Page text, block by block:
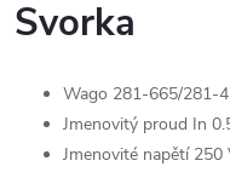
Svorka
Wago 281-665/281-
Jmenovitý proud In
Jmenovité napětí 250